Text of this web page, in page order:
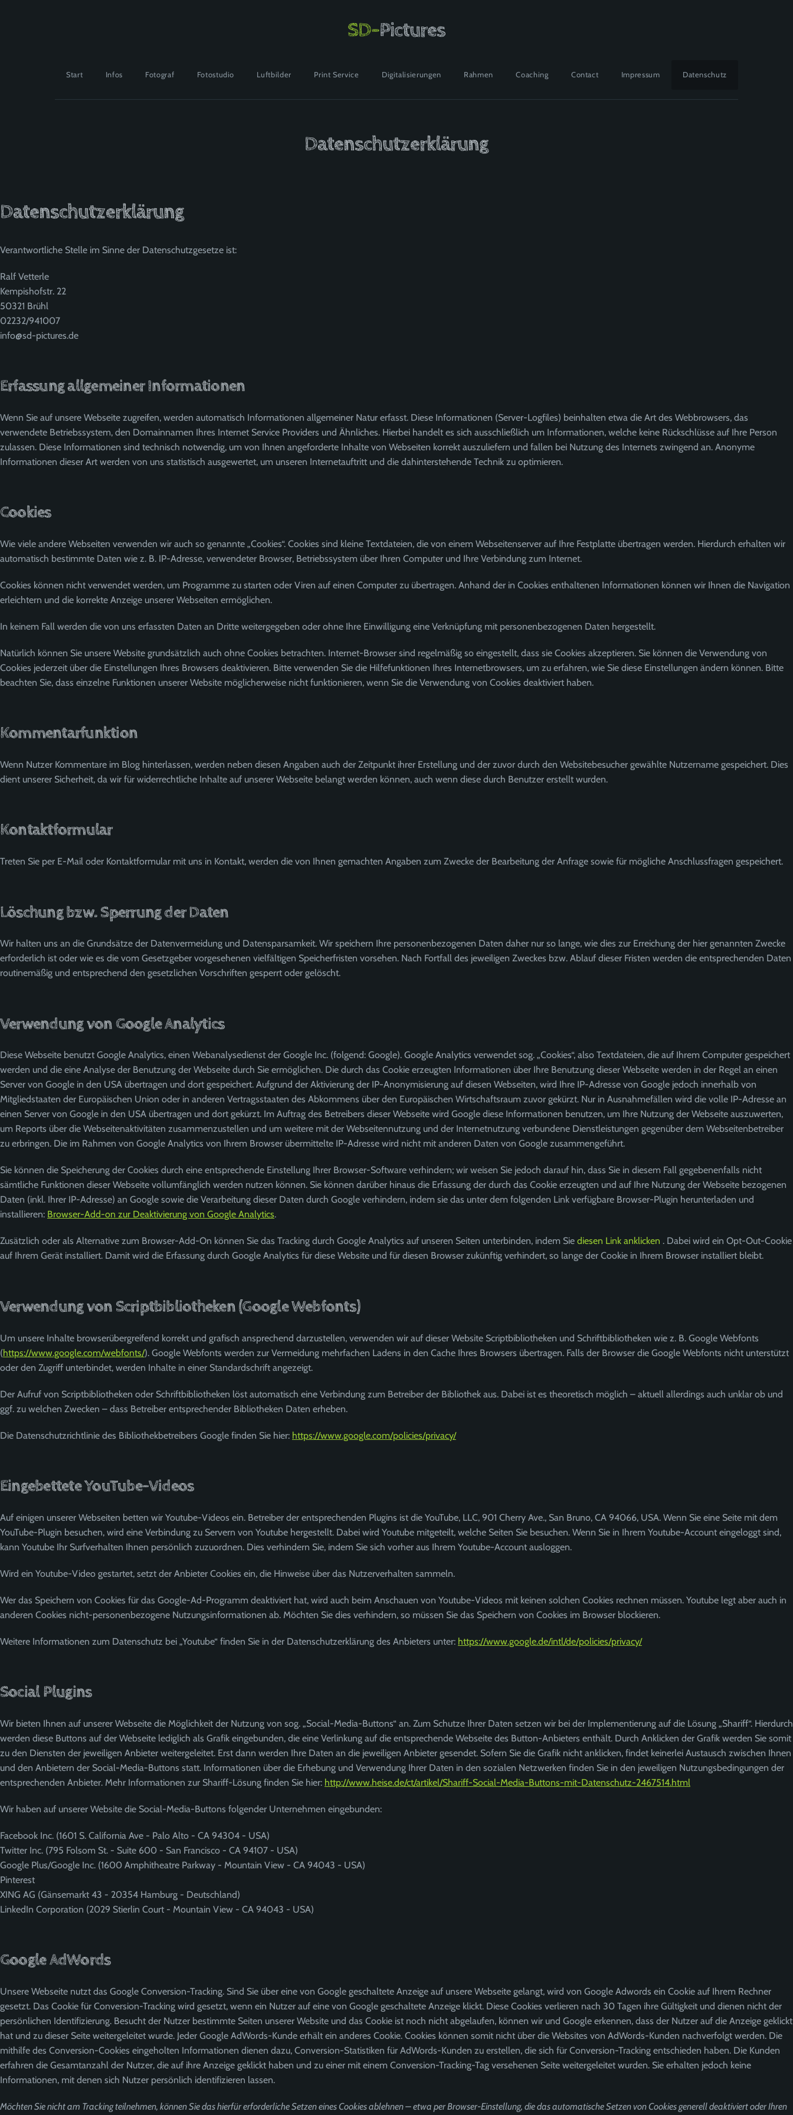
SD-Pictures
Start Infos Fotograf Fotostudio Luftbilder Print Service Digitalisierungen Rahmen Coaching Contact Impressum Datenschutz
Datenschutzerklärung
Datenschutzerklärung
Verantwortliche Stelle im Sinne der Datenschutzgesetze ist:
Ralf Vetterle
Kempishofstr. 22
50321 Brühl
02232/941007
info@sd-pictures.de
Erfassung allgemeiner Informationen
Wenn Sie auf unsere Webseite zugreifen, werden automatisch Informationen allgemeiner Natur erfasst. Diese Informationen (Server-Logfiles) beinhalten etwa die Art des Webbrowsers, das
verwendete Betriebssystem, den Domainnamen Ihres Internet Service Providers und Ähnliches. Hierbei handelt es sich ausschließlich um Informationen, welche keine Rückschlüsse auf Ihre Person
zulassen. Diese Informationen sind technisch notwendig, um von Ihnen angeforderte Inhalte von Webseiten korrekt auszuliefern und fallen bei Nutzung des Internets zwingend an. Anonyme
Informationen dieser Art werden von uns statistisch ausgewertet, um unseren Internetauftritt und die dahinterstehende Technik zu optimieren.
Cookies
Wie viele andere Webseiten verwenden wir auch so genannte „Cookies“. Cookies sind kleine Textdateien, die von einem Webseitenserver auf Ihre Festplatte übertragen werden. Hierdurch erhalten wir
automatisch bestimmte Daten wie z. B. IP-Adresse, verwendeter Browser, Betriebssystem über Ihren Computer und Ihre Verbindung zum Internet.
Cookies können nicht verwendet werden, um Programme zu starten oder Viren auf einen Computer zu übertragen. Anhand der in Cookies enthaltenen Informationen können wir Ihnen die Navigation
erleichtern und die korrekte Anzeige unserer Webseiten ermöglichen.
In keinem Fall werden die von uns erfassten Daten an Dritte weitergegeben oder ohne Ihre Einwilligung eine Verknüpfung mit personenbezogenen Daten hergestellt.
Natürlich können Sie unsere Website grundsätzlich auch ohne Cookies betrachten. Internet-Browser sind regelmäßig so eingestellt, dass sie Cookies akzeptieren. Sie können die Verwendung von
Cookies jederzeit über die Einstellungen Ihres Browsers deaktivieren. Bitte verwenden Sie die Hilfefunktionen Ihres Internetbrowsers, um zu erfahren, wie Sie diese Einstellungen ändern können. Bitte
beachten Sie, dass einzelne Funktionen unserer Website möglicherweise nicht funktionieren, wenn Sie die Verwendung von Cookies deaktiviert haben.
Kommentarfunktion
Wenn Nutzer Kommentare im Blog hinterlassen, werden neben diesen Angaben auch der Zeitpunkt ihrer Erstellung und der zuvor durch den Websitebesucher gewählte Nutzername gespeichert. Dies
dient unserer Sicherheit, da wir für widerrechtliche Inhalte auf unserer Webseite belangt werden können, auch wenn diese durch Benutzer erstellt wurden.
Kontaktformular
Treten Sie per E-Mail oder Kontaktformular mit uns in Kontakt, werden die von Ihnen gemachten Angaben zum Zwecke der Bearbeitung der Anfrage sowie für mögliche Anschlussfragen gespeichert.
Löschung bzw. Sperrung der Daten
Wir halten uns an die Grundsätze der Datenvermeidung und Datensparsamkeit. Wir speichern Ihre personenbezogenen Daten daher nur so lange, wie dies zur Erreichung der hier genannten Zwecke
erforderlich ist oder wie es die vom Gesetzgeber vorgesehenen vielfältigen Speicherfristen vorsehen. Nach Fortfall des jeweiligen Zweckes bzw. Ablauf dieser Fristen werden die entsprechenden Daten
routinemäßig und entsprechend den gesetzlichen Vorschriften gesperrt oder gelöscht.
Verwendung von Google Analytics
Diese Webseite benutzt Google Analytics, einen Webanalysedienst der Google Inc. (folgend: Google). Google Analytics verwendet sog. „Cookies“, also Textdateien, die auf Ihrem Computer gespeichert
werden und die eine Analyse der Benutzung der Webseite durch Sie ermöglichen. Die durch das Cookie erzeugten Informationen über Ihre Benutzung dieser Webseite werden in der Regel an einen
Server von Google in den USA übertragen und dort gespeichert. Aufgrund der Aktivierung der IP-Anonymisierung auf diesen Webseiten, wird Ihre IP-Adresse von Google jedoch innerhalb von
Mitgliedstaaten der Europäischen Union oder in anderen Vertragsstaaten des Abkommens über den Europäischen Wirtschaftsraum zuvor gekürzt. Nur in Ausnahmefällen wird die volle IP-Adresse an
einen Server von Google in den USA übertragen und dort gekürzt. Im Auftrag des Betreibers dieser Webseite wird Google diese Informationen benutzen, um Ihre Nutzung der Webseite auszuwerten,
um Reports über die Webseitenaktivitäten zusammenzustellen und um weitere mit der Webseitennutzung und der Internetnutzung verbundene Dienstleistungen gegenüber dem Webseitenbetreiber
zu erbringen. Die im Rahmen von Google Analytics von Ihrem Browser übermittelte IP-Adresse wird nicht mit anderen Daten von Google zusammengeführt.
Sie können die Speicherung der Cookies durch eine entsprechende Einstellung Ihrer Browser-Software verhindern; wir weisen Sie jedoch darauf hin, dass Sie in diesem Fall gegebenenfalls nicht
sämtliche Funktionen dieser Webseite vollumfänglich werden nutzen können. Sie können darüber hinaus die Erfassung der durch das Cookie erzeugten und auf Ihre Nutzung der Webseite bezogenen
Daten (inkl. Ihrer IP-Adresse) an Google sowie die Verarbeitung dieser Daten durch Google verhindern, indem sie das unter dem folgenden Link verfügbare Browser-Plugin herunterladen und
installieren: Browser-Add-on zur Deaktivierung von Google Analytics.
Zusätzlich oder als Alternative zum Browser-Add-On können Sie das Tracking durch Google Analytics auf unseren Seiten unterbinden, indem Sie diesen Link anklicken . Dabei wird ein Opt-Out-Cookie
auf Ihrem Gerät installiert. Damit wird die Erfassung durch Google Analytics für diese Website und für diesen Browser zukünftig verhindert, so lange der Cookie in Ihrem Browser installiert bleibt.
Verwendung von Scriptbibliotheken (Google Webfonts)
Um unsere Inhalte browserübergreifend korrekt und grafisch ansprechend darzustellen, verwenden wir auf dieser Website Scriptbibliotheken und Schriftbibliotheken wie z. B. Google Webfonts
(https://www.google.com/webfonts/). Google Webfonts werden zur Vermeidung mehrfachen Ladens in den Cache Ihres Browsers übertragen. Falls der Browser die Google Webfonts nicht unterstützt
oder den Zugriff unterbindet, werden Inhalte in einer Standardschrift angezeigt.
Der Aufruf von Scriptbibliotheken oder Schriftbibliotheken löst automatisch eine Verbindung zum Betreiber der Bibliothek aus. Dabei ist es theoretisch möglich – aktuell allerdings auch unklar ob und
ggf. zu welchen Zwecken – dass Betreiber entsprechender Bibliotheken Daten erheben.
Die Datenschutzrichtlinie des Bibliothekbetreibers Google finden Sie hier: https://www.google.com/policies/privacy/
Eingebettete YouTube-Videos
Auf einigen unserer Webseiten betten wir Youtube-Videos ein. Betreiber der entsprechenden Plugins ist die YouTube, LLC, 901 Cherry Ave., San Bruno, CA 94066, USA. Wenn Sie eine Seite mit dem
YouTube-Plugin besuchen, wird eine Verbindung zu Servern von Youtube hergestellt. Dabei wird Youtube mitgeteilt, welche Seiten Sie besuchen. Wenn Sie in Ihrem Youtube-Account eingeloggt sind,
kann Youtube Ihr Surfverhalten Ihnen persönlich zuzuordnen. Dies verhindern Sie, indem Sie sich vorher aus Ihrem Youtube-Account ausloggen.
Wird ein Youtube-Video gestartet, setzt der Anbieter Cookies ein, die Hinweise über das Nutzerverhalten sammeln.
Wer das Speichern von Cookies für das Google-Ad-Programm deaktiviert hat, wird auch beim Anschauen von Youtube-Videos mit keinen solchen Cookies rechnen müssen. Youtube legt aber auch in
anderen Cookies nicht-personenbezogene Nutzungsinformationen ab. Möchten Sie dies verhindern, so müssen Sie das Speichern von Cookies im Browser blockieren.
Weitere Informationen zum Datenschutz bei „Youtube“ finden Sie in der Datenschutzerklärung des Anbieters unter: https://www.google.de/intl/de/policies/privacy/
Social Plugins
Wir bieten Ihnen auf unserer Webseite die Möglichkeit der Nutzung von sog. „Social-Media-Buttons“ an. Zum Schutze Ihrer Daten setzen wir bei der Implementierung auf die Lösung „Shariff“. Hierdurch
werden diese Buttons auf der Webseite lediglich als Grafik eingebunden, die eine Verlinkung auf die entsprechende Webseite des Button-Anbieters enthält. Durch Anklicken der Grafik werden Sie somit
zu den Diensten der jeweiligen Anbieter weitergeleitet. Erst dann werden Ihre Daten an die jeweiligen Anbieter gesendet. Sofern Sie die Grafik nicht anklicken, findet keinerlei Austausch zwischen Ihnen
und den Anbietern der Social-Media-Buttons statt. Informationen über die Erhebung und Verwendung Ihrer Daten in den sozialen Netzwerken finden Sie in den jeweiligen Nutzungsbedingungen der
entsprechenden Anbieter. Mehr Informationen zur Shariff-Lösung finden Sie hier: http://www.heise.de/ct/artikel/Shariff-Social-Media-Buttons-mit-Datenschutz-2467514.html
Wir haben auf unserer Website die Social-Media-Buttons folgender Unternehmen eingebunden:
Facebook Inc. (1601 S. California Ave - Palo Alto - CA 94304 - USA)
Twitter Inc. (795 Folsom St. - Suite 600 - San Francisco - CA 94107 - USA)
Google Plus/Google Inc. (1600 Amphitheatre Parkway - Mountain View - CA 94043 - USA)
Pinterest
XING AG (Gänsemarkt 43 - 20354 Hamburg - Deutschland)
LinkedIn Corporation (2029 Stierlin Court - Mountain View - CA 94043 - USA)
Google AdWords
Unsere Webseite nutzt das Google Conversion-Tracking. Sind Sie über eine von Google geschaltete Anzeige auf unsere Webseite gelangt, wird von Google Adwords ein Cookie auf Ihrem Rechner
gesetzt. Das Cookie für Conversion-Tracking wird gesetzt, wenn ein Nutzer auf eine von Google geschaltete Anzeige klickt. Diese Cookies verlieren nach 30 Tagen ihre Gültigkeit und dienen nicht der
persönlichen Identifizierung. Besucht der Nutzer bestimmte Seiten unserer Website und das Cookie ist noch nicht abgelaufen, können wir und Google erkennen, dass der Nutzer auf die Anzeige geklickt
hat und zu dieser Seite weitergeleitet wurde. Jeder Google AdWords-Kunde erhält ein anderes Cookie. Cookies können somit nicht über die Websites von AdWords-Kunden nachverfolgt werden. Die
mithilfe des Conversion-Cookies eingeholten Informationen dienen dazu, Conversion-Statistiken für AdWords-Kunden zu erstellen, die sich für Conversion-Tracking entschieden haben. Die Kunden
erfahren die Gesamtanzahl der Nutzer, die auf ihre Anzeige geklickt haben und zu einer mit einem Conversion-Tracking-Tag versehenen Seite weitergeleitet wurden. Sie erhalten jedoch keine
Informationen, mit denen sich Nutzer persönlich identifizieren lassen.
Möchten Sie nicht am Tracking teilnehmen, können Sie das hierfür erforderliche Setzen eines Cookies ablehnen – etwa per Browser-Einstellung, die das automatische Setzen von Cookies generell deaktiviert oder Ihren